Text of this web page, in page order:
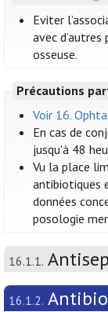
Eviter
avec
osseuse.
Précautions
Voir 16.
En cas de
jusqu'à 48
Vu la place
antibiotiques
données
posologie
16.1.1.
16.1.2.